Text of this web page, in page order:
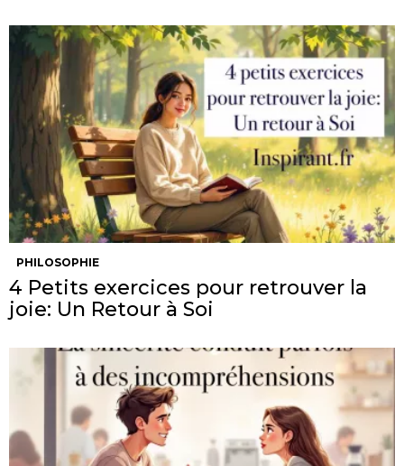
PHILOSOPHIE
4 Petits exercices pour retrouver la
joie: Un Retour à Soi